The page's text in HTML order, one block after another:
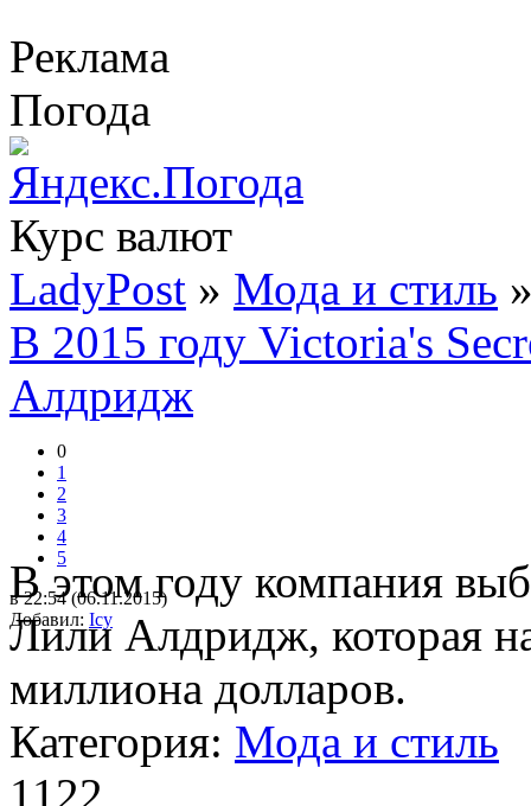
Реклама
Погода
Курс валют
LadyPost » Мода и стиль
В 2015 году Victoria's
Алдридж
0
1
2
3
4
5
в 22:54 (06.11.2015)
Добавил: Icy
В этом году компания
Лили Алдридж, которая
миллиона долларов.
Категория: Мода и стиль
1122